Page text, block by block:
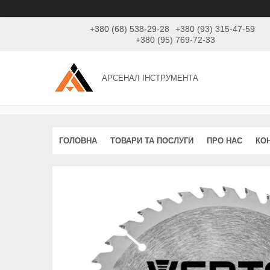
+380 (68) 538-29-28
+380 (93) 315-47-59
+380 (95) 769-72-33
АРСЕНАЛ ІНСТРУМЕНТА
ГОЛОВНА ТОВАРИ ТА ПОСЛУГИ ПРО НАС